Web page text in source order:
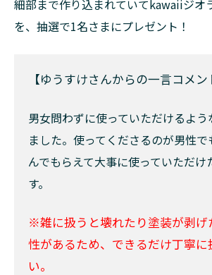
細部まで作り込まれていてkawaiiジオ
を、抽選で1名さまにプレゼント！
【ゆうすけさんからの一言コメン
男女問わずに使っていただけるよう
ました。使ってくださるのが男性
んでもらえて大事に使っていただけ
す。
※雑に扱うと壊れたり塗装が剥げ
性があるため、できるだけ丁寧に
い。